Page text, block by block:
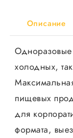
Описание
Одноразовые
холодных,
пищевых
для
формата,